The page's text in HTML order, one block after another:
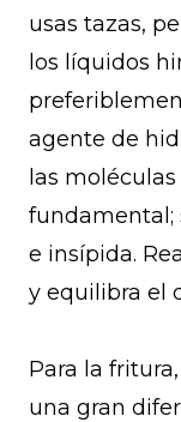
usas tazas,
los líquidos
agente de
las
fundamental;
e insípida.
y equilibra el
Para la
una gran